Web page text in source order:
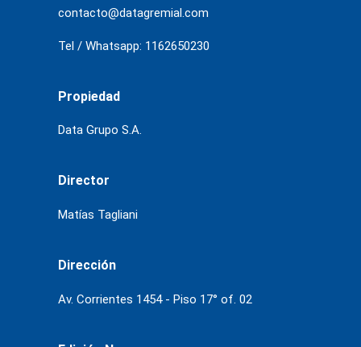
contacto@datagremial.com
Tel / Whatsapp: 1162650230
Propiedad
Data Grupo S.A.
Director
Matías Tagliani
Dirección
Av. Corrientes 1454 - Piso 17° of. 02